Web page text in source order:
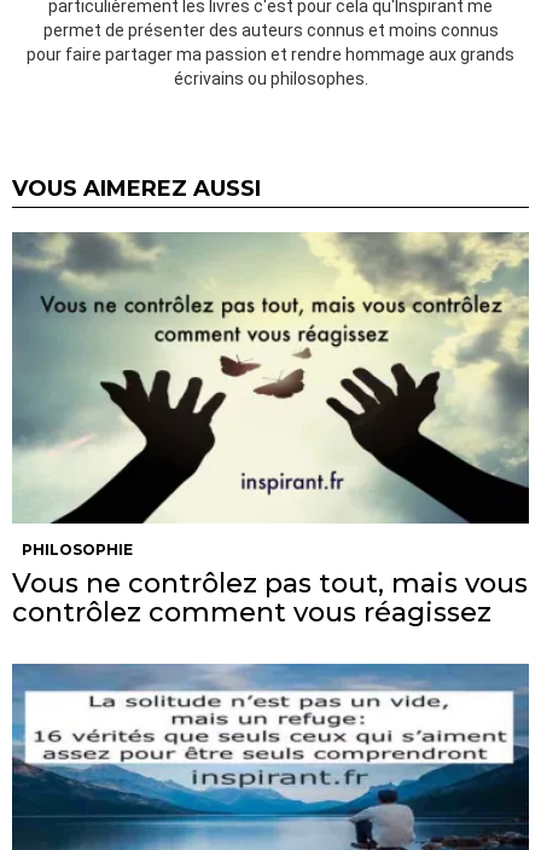
particulièrement les livres c'est pour cela qu'Inspirant me
permet de présenter des auteurs connus et moins connus
pour faire partager ma passion et rendre hommage aux grands
écrivains ou philosophes.
VOUS AIMEREZ AUSSI
PHILOSOPHIE
Vous ne contrôlez pas tout, mais vous
contrôlez comment vous réagissez